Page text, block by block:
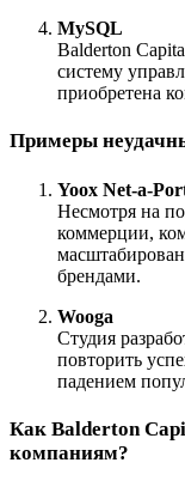
MySQL
Balderton
систему
приобретена
Примеры
Yoox Net-a-
Несмотря на
коммерции,
брендами.
Wooga
Студия
повторить
падением
Как Balderton
компаниям?